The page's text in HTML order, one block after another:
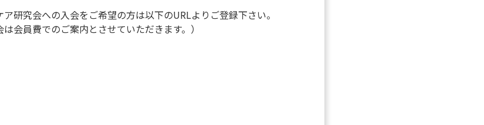
研究会への入会をご希望の方は以下のURLよりご登録下さい。
会員費でのご案内とさせていただきます。）